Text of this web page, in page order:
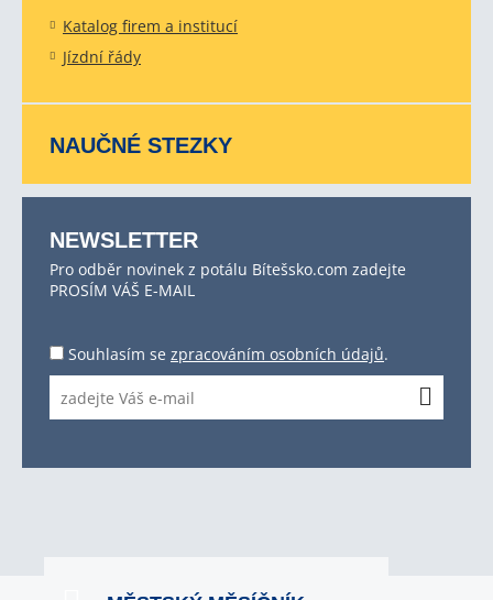
Katalog firem a institucí
Jízdní řády
NAUČNÉ STEZKY
NEWSLETTER
Pro odběr novinek z potálu Bítešsko.com zadejte
PROSÍM VÁŠ E-MAIL
Souhlasím se zpracováním osobních údajů.